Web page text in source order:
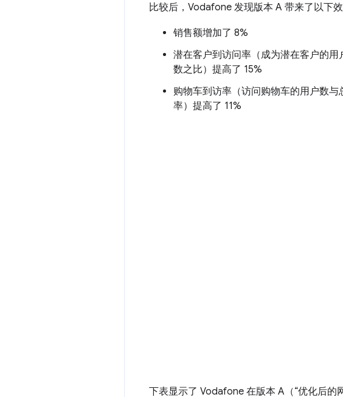
比较后，Vodafone 发现版本 A 带来了以下效
销售额增加了 8%
潜在客户到访问率（成为潜在客户的用
数之比）提高了 15%
购物车到访率（访问购物车的用户数与
率）提高了 11%
下表显示了 Vodafone 在版本 A（“优化后的